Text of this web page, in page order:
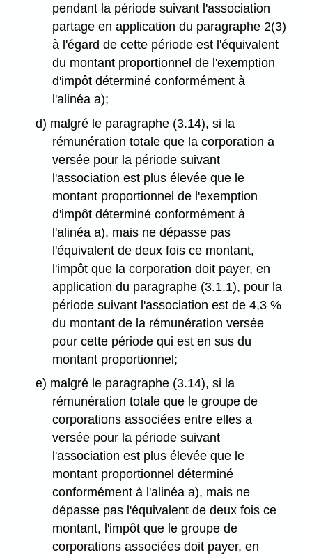
pendant la période suivant l'association
partage en application du paragraphe 2(3)
à l'égard de cette période est l'équivalent
du montant proportionnel de l'exemption
d'impôt déterminé conformément à
l'alinéa a);
d) malgré le paragraphe (3.14), si la
rémunération totale que la corporation a
versée pour la période suivant
l'association est plus élevée que le
montant proportionnel de l'exemption
d'impôt déterminé conformément à
l'alinéa a), mais ne dépasse pas
l'équivalent de deux fois ce montant,
l'impôt que la corporation doit payer, en
application du paragraphe (3.1.1), pour la
période suivant l'association est de 4,3 %
du montant de la rémunération versée
pour cette période qui est en sus du
montant proportionnel;
e) malgré le paragraphe (3.14), si la
rémunération totale que le groupe de
corporations associées entre elles a
versée pour la période suivant
l'association est plus élevée que le
montant proportionnel déterminé
conformément à l'alinéa a), mais ne
dépasse pas l'équivalent de deux fois ce
montant, l'impôt que le groupe de
corporations associées doit payer, en